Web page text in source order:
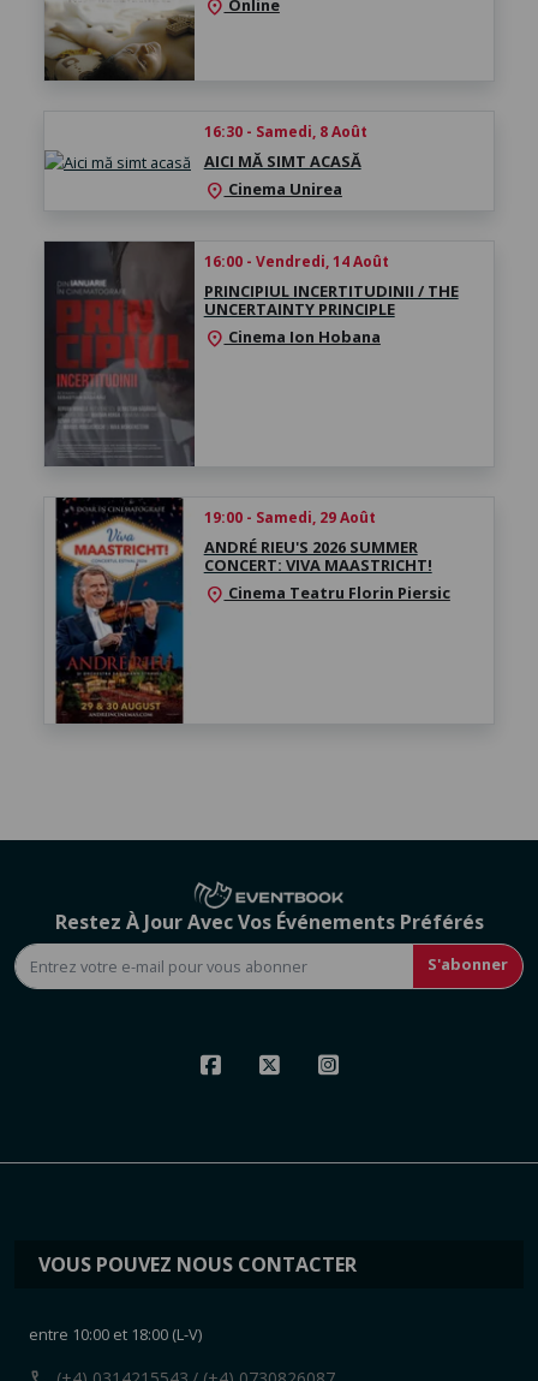
location_on Online
16:30 - Samedi, 8 Août
AICI MĂ SIMT ACASĂ
location_on Cinema Unirea
16:00 - Vendredi, 14 Août
PRINCIPIUL INCERTITUDINII / THE
UNCERTAINTY PRINCIPLE
location_on Cinema Ion Hobana
19:00 - Samedi, 29 Août
ANDRÉ RIEU'S 2026 SUMMER
CONCERT: VIVA MAASTRICHT!
location_on Cinema Teatru Florin Piersic
Restez À Jour Avec Vos Événements Préférés
S'abonner
VOUS POUVEZ NOUS CONTACTER
entre 10:00 et 18:00 (L-V)